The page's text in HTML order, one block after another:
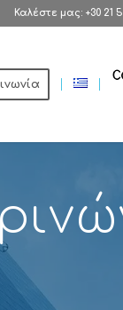
Καλέστε μας: +30 21